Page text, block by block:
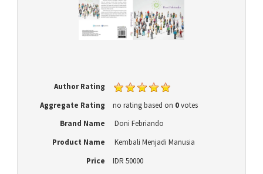
Author Rating
Aggregate Rating
no ratingbased on 0votes
Brand Name
Doni Febriando
Product Name
Kembali Menjadi Manusia
Price
IDR 50000